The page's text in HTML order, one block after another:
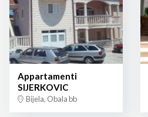
Appartamenti
SIJERKOVIC
Bijela, Obala bb